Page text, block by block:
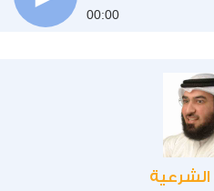
00:00
الشرعية